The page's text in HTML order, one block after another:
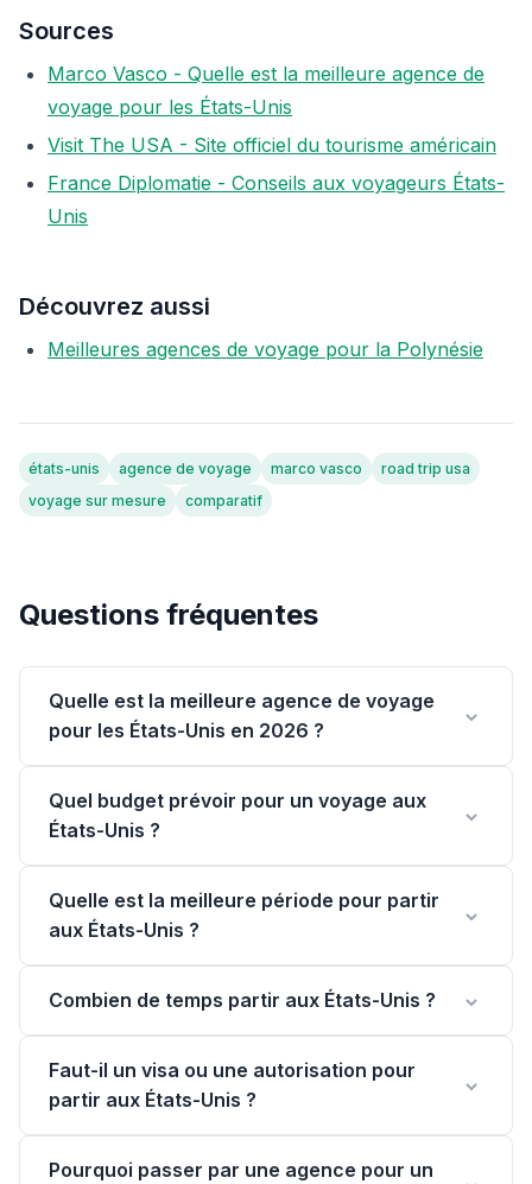
Sources
Marco Vasco - Quelle est la meilleure agence de
voyage pour les États-Unis
Visit The USA - Site officiel du tourisme américain
France Diplomatie - Conseils aux voyageurs États-
Unis
Découvrez aussi
Meilleures agences de voyage pour la Polynésie
états-unis agence de voyage marco vasco
road trip usa
voyage sur mesure
comparatif
Questions fréquentes
Quelle est la meilleure agence de voyage
pour les États-Unis en 2026 ?
Quel budget prévoir pour un voyage aux
États-Unis ?
Quelle est la meilleure période pour partir
aux États-Unis ?
Combien de temps partir aux États-Unis ?
Faut-il un visa ou une autorisation pour
partir aux États-Unis ?
Pourquoi passer par une agence pour un